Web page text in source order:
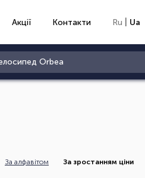
Акції Контакти Ru Ua
За алфавітом За зростанням ціни